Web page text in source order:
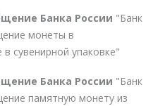
Банка России "Банк
монеты в
сувенирной упаковке"
Банка России "Банк
памятную монету из